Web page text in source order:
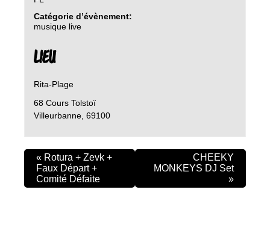
Catégorie d’évènement:
musique live
LIEU
Rita-Plage
68 Cours Tolstoï
Villeurbanne, 69100
« Rotura + Zevk +
Faux Départ +
Comité Défaite
CHEEKY
MONKEYS DJ Set
»